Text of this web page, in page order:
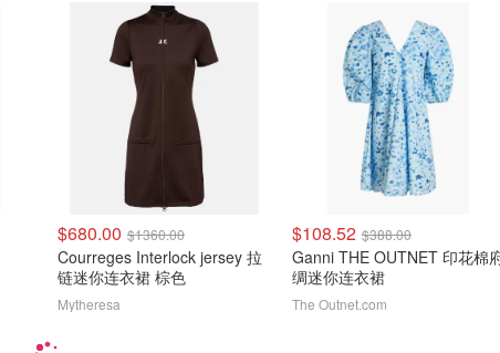
$680.00 $1360.00
Courreges Interlock jersey 拉
链迷你连衣裙 棕色
Mytheresa
$108.52 $388.00
Ganni THE OUTNET 印花棉
绸迷你连衣裙
The Outnet.com